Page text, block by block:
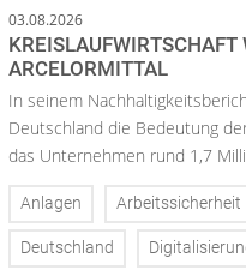
03.08.2026
ARCELORMITTAL
In seinem
Deutschland die Bedeutung
das Unternehmen rund 1,7
Anlagen Arbeitssicherheit
Deutschland